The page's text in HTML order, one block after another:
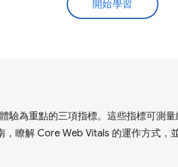
開始學習
驗為重點的三項指標。這些指標可測
瞭解 Core Web Vitals 的運作方式，